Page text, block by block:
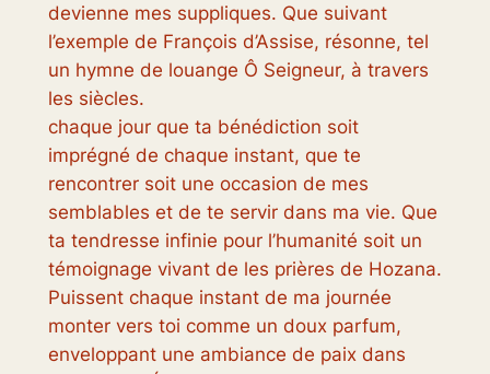
devienne mes suppliques. Que suivant
l’exemple de François d’Assise, résonne, tel
un hymne de louange Ô Seigneur, à travers
les siècles.
chaque jour que ta bénédiction soit
imprégné de chaque instant, que te
rencontrer soit une occasion de mes
semblables et de te servir dans ma vie. Que
ta tendresse infinie pour l’humanité soit un
témoignage vivant de les prières de Hozana.
Puissent chaque instant de ma journée
monter vers toi comme un doux parfum,
enveloppant une ambiance de paix dans